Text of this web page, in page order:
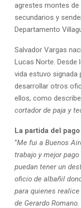
agrestes montes de
secundarios y
Departamento
Salvador Vargas
Lucas Norte. Desde
vida estuvo signada
desarrollar otros
ellos, como
cortador de paja y
La partida del
“Me fui a Buenos
trabajo y mejor
puedan tener un
oficio de albañil
para quienes
de Gerardo